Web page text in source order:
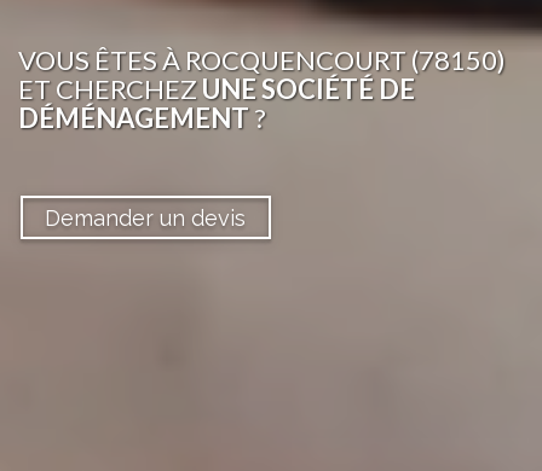
VOUS ÊTESÀ ROCQUENCOURT (78150)
ET CHERCHEZUNE SOCIÉTÉ DE
DÉMÉNAGEMENT?
Demander un devis